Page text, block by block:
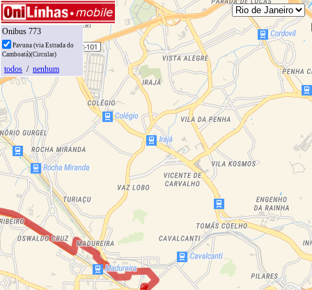
Onibus 773
Pavuna (via Estrada do
Camboatá)(Circular)
todos / nenhum